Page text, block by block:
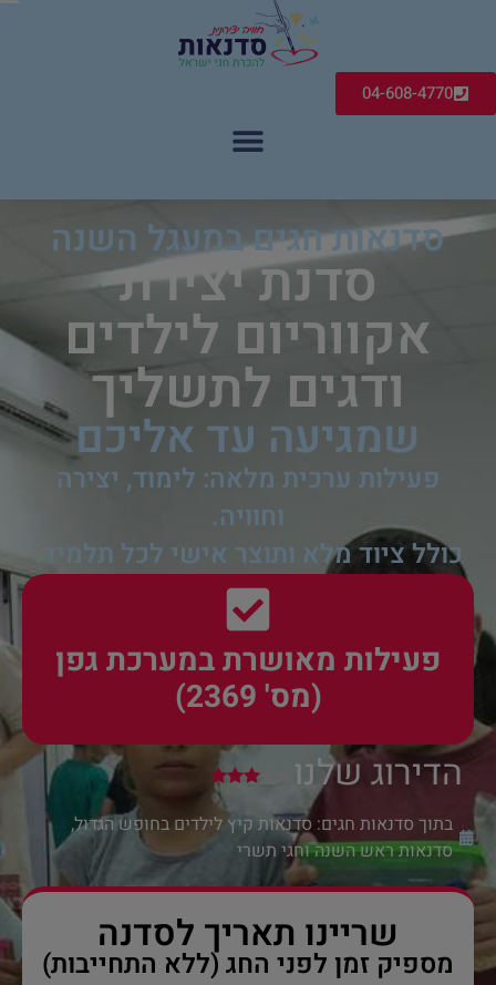
04-608-4770
סדנאות חגים במעגל השנה
סדנת יצירת
אקווריום לילדים
ודגים לתשליך
שמגיעה עד אליכם
פעילות ערכית מלאה: לימוד, יצירה
וחוויה.
כולל ציוד מלא ותוצר אישי לכל תלמיד.
פעילות מאושרת במערכת גפן
(מס' 2369)
הדירוג שלנו
בתוך סדנאות חגים: סדנאות קיץ לילדים בחופש הגדול,
סדנאות ראש השנה וחגי תשרי
שריינו תאריך לסדנה
מספיק זמן לפני החג (ללא התחייבות)